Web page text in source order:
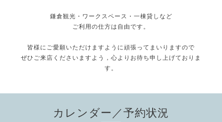
鎌倉観光・ワークスペース・一棟貸しなど
ご利用の仕方は自由です。
皆様にご愛願いただけますように頑張ってまいりますので
ぜひご来店くださいますよう，心よりお待ち申し上げておりま
す。
カレンダー／予約状況